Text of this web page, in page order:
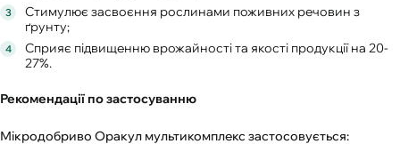
Стимулює засвоєння рослинами поживних речовин з
ґрунту;
Сприяє підвищенню врожайності та якості продукції на 20-
27%.
Рекомендації по застосуванню
Мікродобриво Оракул мультикомплекс застосовується: